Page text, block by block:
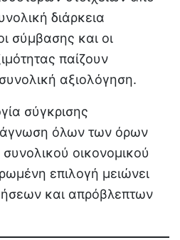
διάρκεια
σύμβασης και οι
παίζουν
αξιολόγηση.
σύγκρισης
όλων των όρων
οικονομικού
επιλογή μειώνει
και απρόβλεπτων